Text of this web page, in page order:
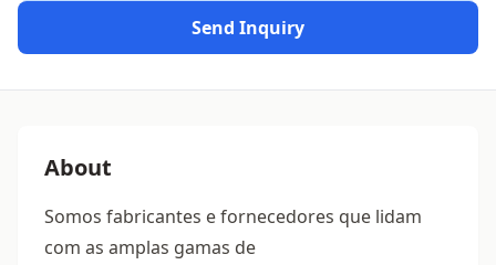
Send Inquiry
About
Somos fabricantes e fornecedores que lidam
com as amplas gamas de